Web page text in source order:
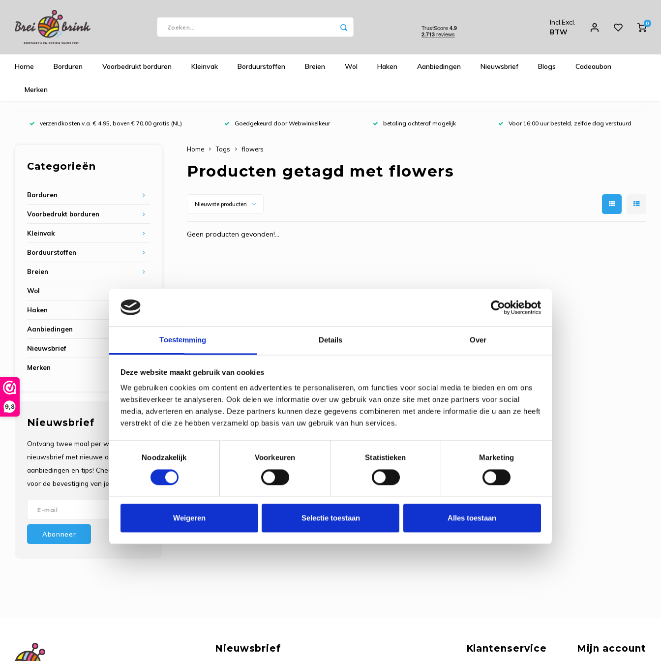
9,8
Toestemming Details Over
Deze website maakt gebruik van cookies
We gebruiken cookies om content en advertenties te personaliseren, om functies voor social media te bieden en om ons
websiteverkeer te analyseren. Ook delen we informatie over uw gebruik van onze site met onze partners voor social
media, adverteren en analyse. Deze partners kunnen deze gegevens combineren met andere informatie die u aan ze heeft
verstrekt of die ze hebben verzameld op basis van uw gebruik van hun services.
Toestemmingsselectie
Noodzakelijk
Voorkeuren Statistieken Marketing
Weigeren Selectie toestaan Alles toestaan
Incl.Excl.
BTW
0
Home Borduren Voorbedrukt borduren Kleinvak Borduurstoffen Breien Wol Haken Aanbiedingen Nieuwsbrief Blogs Cadeaubon
Merken
verzendkosten v.a. € 4,95, boven € 70,00 gratis (NL) Goedgekeurd door Webwinkelkeur betaling achteraf mogelijk Voor 16:00 uur besteld, zelfde dag verstuurd
Categorieën
Borduren
Voorbedrukt borduren
Kleinvak
Borduurstoffen
Breien
Wol
Haken
Aanbiedingen
Nieuwsbrief
Merken
Nieuwsbrief
Ontvang twee maal per week de
nieuwsbrief met nieuwe artikelen,
aanbiedingen en tips! Check je e-mail
voor de bevestiging van je inschrijving.
Abonneer
Home Tags flowers
Producten getagd met flowers
Nieuwste producten
Geen producten gevonden!...
Nieuwsbrief Klantenservice Mijn account